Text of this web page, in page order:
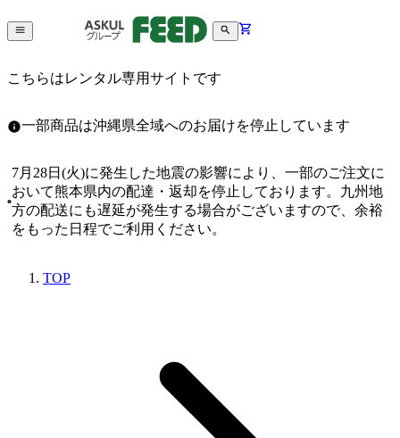
こちらはレンタル専用サイトです
一部商品は沖縄県全域へのお届けを停止しています
7月28日(火)に発生した地震の影響により、一部のご注文に
おいて熊本県内の配達・返却を停止しております。九州地
方の配送にも遅延が発生する場合がございますので、余裕
をもった日程でご利用ください。
TOP